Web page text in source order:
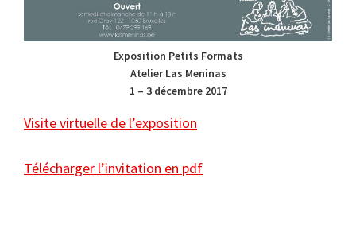
Exposition Petits Formats
Atelier Las Meninas
1 – 3 décembre 2017
Visite virtuelle de l’exposition
Télécharger l’invitation en pdf